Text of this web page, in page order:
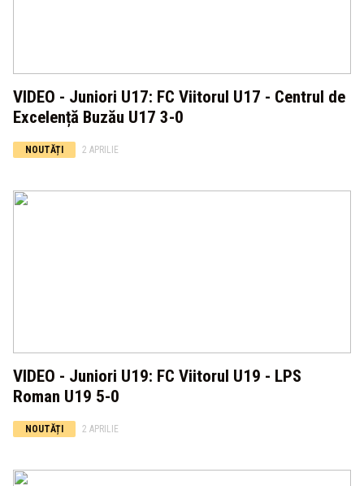
VIDEO - Juniori U17: FC Viitorul U17 - Centrul de
Excelență Buzău U17 3-0
NOUTĂȚI 2 APRILIE
VIDEO - Juniori U19: FC Viitorul U19 - LPS
Roman U19 5-0
NOUTĂȚI 2 APRILIE